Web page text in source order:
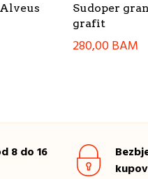
Sudoper
grafit
280,00BAM
8 do 16